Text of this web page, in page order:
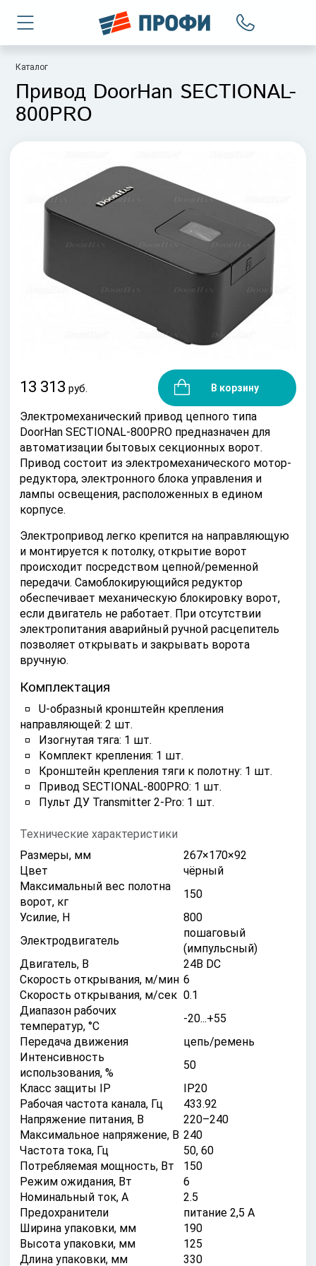
Каталог
Привод DoorHan SECTIONAL-
800PRO
13 313 руб. В корзину
Электромеханический привод цепного типа
DoorHan SECTIONAL-800PRO предназначен для
автоматизации бытовых секционных ворот.
Привод состоит из электромеханического мотор-
редуктора, электронного блока управления и
лампы освещения, расположенных в едином
корпусе.
Электропривод легко крепится на направляющую
и монтируется к потолку, открытие ворот
происходит посредством цепной/ременной
передачи. Самоблокирующийся редуктор
обеспечивает механическую блокировку ворот,
если двигатель не работает. При отсутствии
электропитания аварийный ручной расцепитель
позволяет открывать и закрывать ворота
вручную.
Комплектация
U-образный кронштейн крепления
направляющей: 2 шт.
Изогнутая тяга: 1 шт.
Комплект крепления: 1 шт.
Кронштейн крепления тяги к полотну: 1 шт.
Привод SECTIONAL-800PRO: 1 шт.
Пульт ДУ Transmitter 2-Pro: 1 шт.
Технические характеристики
Размеры, мм
267×170×92
Цвет
чёрный
Максимальный вес полотна
ворот, кг
150
Усилие, Н
800
Электродвигатель
пошaговый
(импульсный)
Двигатель, В
24В DC
Скорость открывания, м/мин 6
Скорость открывания, м/сек 0.1
Диапазон рабочих
температур, °С
-20...+55
Передача движения
цепь/ремень
Интенсивность
использования, %
50
Класс защиты IP
IP20
Рабочая частота канала, Гц
433.92
Напряжение питания, В
220–240
Максимальное напряжение, В 240
Частота тока, Гц
50, 60
Потребляемая мощность, Вт
150
Режим ожидания, Вт
6
Номинальный ток, А
2.5
Предохранители
питание 2,5 А
Ширина упаковки, мм
190
Высота упаковки, мм
125
Длина упаковки, мм
330